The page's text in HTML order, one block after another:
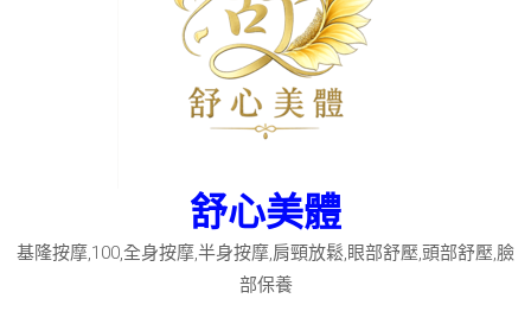
舒心美體
基隆按摩,100,全身按摩,半身按摩,肩頸放鬆,眼部舒壓,頭部舒壓,臉
部保養